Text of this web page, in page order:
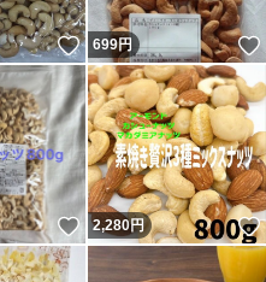
いいね！
699円
いいね！
2,280円